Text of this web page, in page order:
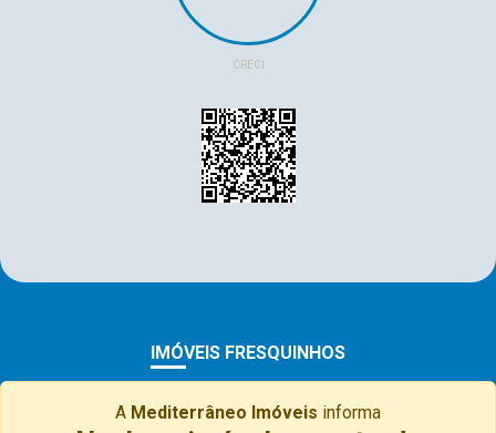
CRECI
IMÓVEIS FRESQUINHOS
A Mediterrâneo Imóveis informa